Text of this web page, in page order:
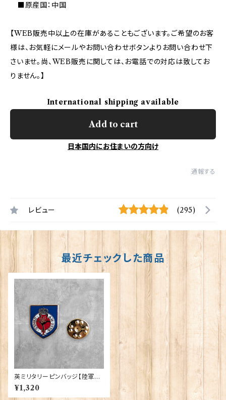
■原産国：中国
【WEB販売中以上の在庫があることもございます。ご希望のお客
様は、お気軽にメールやお問い合わせボタンよりお問い合わせ下
さいませ。尚、WEB販売に関しては、お電話での対応は致してお
りません。】
International shipping available
Add to cart
日本国内にお住まいの方向け
通報する
レビュー (295)
最近チェックした商品
英ミリタリーピンバッジ【陸軍=S
hield Welsh Guards】Traditi
on 90043-M039
¥1,320